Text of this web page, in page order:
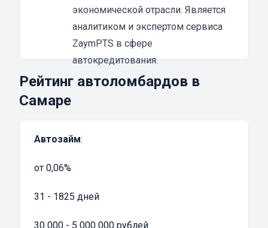
автомобильного ломбарда или лично
приехать в офис. Далее, проводится
экспертиза транспортного средства.
Оценщик будет смотреть пробег, состояние
машины и т.д.
нужно заполнить специальную форму на
через 10-15 минут вам перезвонит
после оценки автомобиля нужно оформить
кредитный договор;
передать ПТС автоломбарду;
экономической отрасли. Является
аналитиком и экспертом сервиса
ZaymPTS в сфере
автокредитования.
Рейтинг автоломбардов в
Самаре
Автозайм:
от 0,06%
31 - 1825 дней
30 000 - 5 000 000 рублей